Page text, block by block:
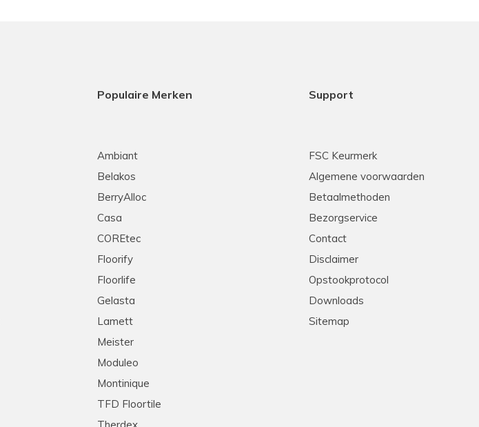
Populaire Merken
Ambiant
Belakos
BerryAlloc
Casa
COREtec
Floorify
Floorlife
Gelasta
Lamett
Meister
Moduleo
Montinique
TFD Floortile
Therdex
Support
FSC Keurmerk
Algemene voorwaarden
Betaalmethoden
Bezorgservice
Contact
Disclaimer
Opstookprotocol
Downloads
Sitemap